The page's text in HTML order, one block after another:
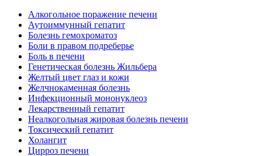
Алкогольное поражение печени
Аутоиммунный гепатит
Болезнь гемохроматоз
Боли в правом подреберье
Боль в печени
Генетическая болезнь Жильбера
Желтый цвет глаз и кожи
Желчнокаменная болезнь
Инфекционный мононуклеоз
Лекарственный гепатит
Неалкогольная жировая болезнь печени
Токсический гепатит
Холангит
Цирроз печени